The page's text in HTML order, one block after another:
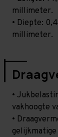
millimeter.
• Diepte:
millimeter.
•
vakhoogte
•